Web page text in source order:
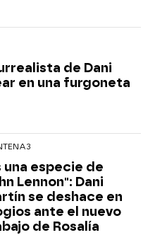
de Dani
en una furgoneta
una especie de
Lennon": Dani
se deshace en
ante el nuevo
de Rosalía